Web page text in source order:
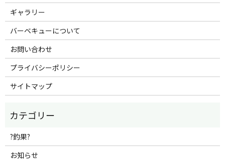
ギャラリー
バーベキューについて
お問い合わせ
プライバシーポリシー
サイトマップ
?釣果?
お知らせ